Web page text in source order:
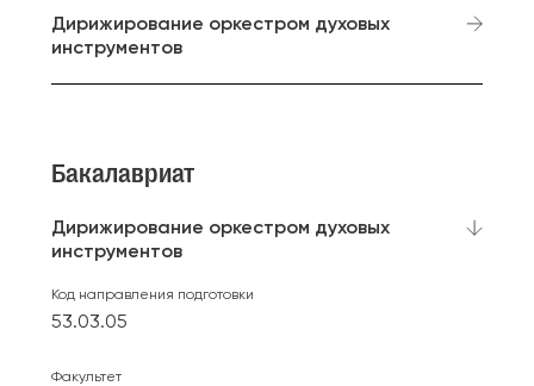
Дирижирование оркестром духовых
инструментов
Бакалавриат
Дирижирование оркестром духовых
инструментов
Код направления подготовки
53.03.05
Факультет